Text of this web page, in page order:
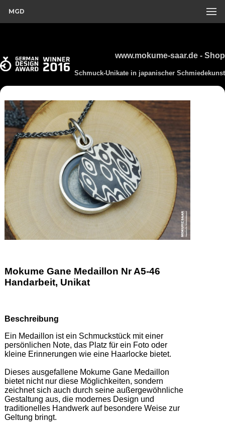
MGD
www.mokume-saar.de - Shop
Schmuck-Unikate in japanischer Schmiedekunst
Mokume Gane Medaillon Nr A5-46
Handarbeit, Unikat
Beschreibung
Ein Medaillon ist ein Schmuckstück mit einer
persönlichen Note, das Platz für ein Foto oder
kleine Erinnerungen wie eine Haarlocke bietet.
Dieses ausgefallene Mokume Gane Medaillon
bietet nicht nur diese Möglichkeiten, sondern
zeichnet sich auch durch seine außergewöhnliche
Gestaltung aus, die modernes Design und
traditionelles Handwerk auf besondere Weise zur
Geltung bringt.